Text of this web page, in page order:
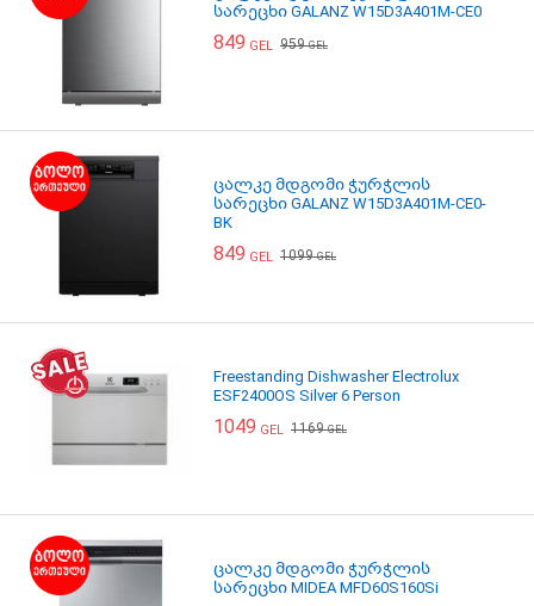
სარეცხი GALANZ W15D3A401M-CE0
849 GEL 959GEL
ცალკე მდგომი ჭურჭლის
სარეცხი GALANZ W15D3A401M-CE0-
BK
849 GEL 1099GEL
Freestanding Dishwasher Electrolux
ESF2400OS Silver 6 Person
1049 GEL 1169GEL
ცალკე მდგომი ჭურჭლის
სარეცხი MIDEA MFD60S160Si